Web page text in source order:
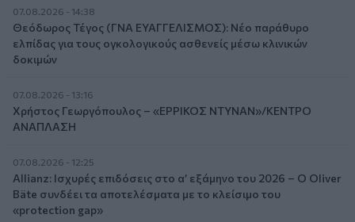
07.08.2026 - 14:38
Θεόδωρος Τέγος (ΓΝΑ ΕΥΑΓΓΕΛΙΣΜΟΣ): Νέο παράθυρο
ελπίδας για τους ογκολογικούς ασθενείς μέσω κλινικών
δοκιμών
07.08.2026 - 13:16
Χρήστος Γεωργόπουλος – «ΕΡΡΙΚΟΣ ΝΤΥΝΑΝ»/ΚΕΝΤΡΟ
ΑΝΑΠΛΑΣΗ
07.08.2026 - 12:25
Allianz: Ισχυρές επιδόσεις στο α’ εξάμηνο του 2026 – Ο Oliver
Bäte συνδέει τα αποτελέσματα με το κλείσιμο του
«protection gap»